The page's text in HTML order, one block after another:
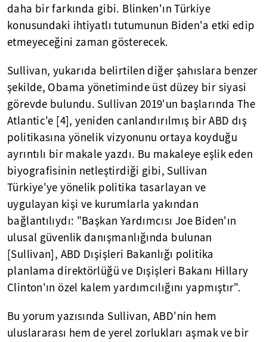
daha bir farkında gibi. Blinken'ın Türkiye
konusundaki ihtiyatlı tutumunun Biden'a etki edip
etmeyeceğini zaman gösterecek.
Sullivan, yukarıda belirtilen diğer şahıslara benzer
şekilde, Obama yönetiminde üst düzey bir siyasi
görevde bulundu. Sullivan 2019'un başlarında The
Atlantic'e [4], yeniden canlandırılmış bir ABD dış
politikasına yönelik vizyonunu ortaya koyduğu
ayrıntılı bir makale yazdı. Bu makaleye eşlik eden
biyografisinin netleştirdiği gibi, Sullivan
Türkiye'ye yönelik politika tasarlayan ve
uygulayan kişi ve kurumlarla yakından
bağlantılıydı: "Başkan Yardımcısı Joe Biden'ın
ulusal güvenlik danışmanlığında bulunan
[Sullivan], ABD Dışişleri Bakanlığı politika
planlama direktörlüğü ve Dışişleri Bakanı Hillary
Clinton'ın özel kalem yardımcılığını yapmıştır".
Bu yorum yazısında Sullivan, ABD'nin hem
uluslararası hem de yerel zorlukları aşmak ve bir